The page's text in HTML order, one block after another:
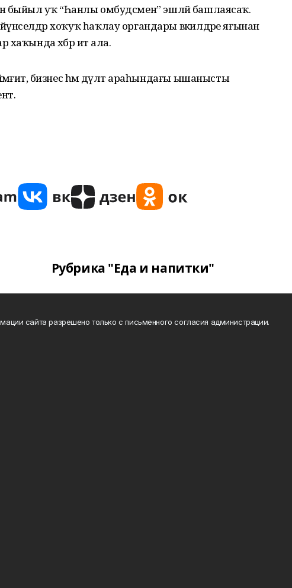
өсөн быйыл уҡ “Һанлы омбудсмен” эшләй башлаясаҡ.
хоҡуҡ һаҡлау органдары вәкилдәре яғынан
хәбәр итә ала.
бизнес һәм дәүләт араһындағы ышанысты
Рубрика "Еда и напитки"
сайта разрешено только с письменного согласия администрации.